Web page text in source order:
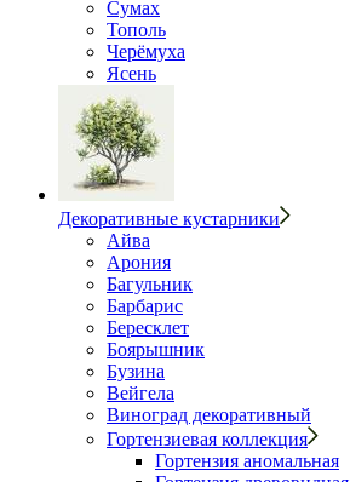
Сумах
Тополь
Черёмуха
Ясень
Декоративные кустарники
Айва
Арония
Багульник
Барбарис
Бересклет
Боярышник
Бузина
Вейгела
Виноград декоративный
Гортензиевая коллекция
Гортензия аномальная